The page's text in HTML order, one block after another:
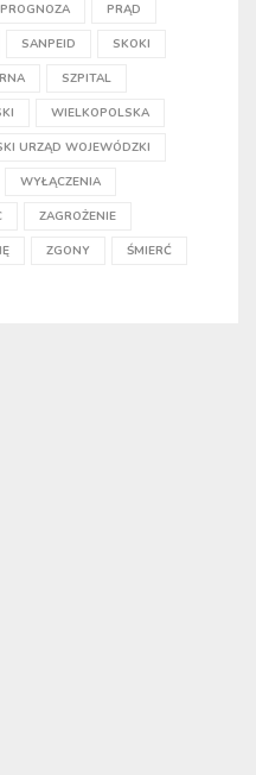
PROGNOZA PRĄD
SANPEID SKOKI
SZPITAL
WIELKOPOLSKA
URZĄD WOJEWÓDZKI
WYŁĄCZENIA
ZAGROŻENIE
ZGONY ŚMIERĆ